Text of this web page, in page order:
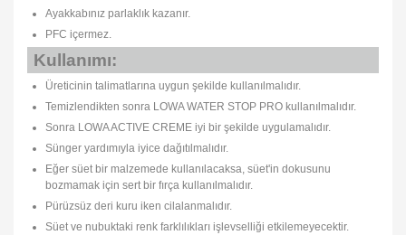
Ayakkabınız parlaklık kazanır.
PFC içermez.
Kullanımı:
Üreticinin talimatlarına uygun şekilde kullanılmalıdır.
Temizlendikten sonra LOWA WATER STOP PRO kullanılmalıdır.
Sonra LOWA ACTIVE CREME iyi bir şekilde uygulamalıdır.
Sünger yardımıyla iyice dağıtılmalıdır.
Eğer süet bir malzemede kullanılacaksa, süet'in dokusunu
bozmamak için sert bir fırça kullanılmalıdır.
Pürüzsüz deri kuru iken cilalanmalıdır.
Süet ve nubuktaki renk farklılıkları işlevselliği etkilemeyecektir.